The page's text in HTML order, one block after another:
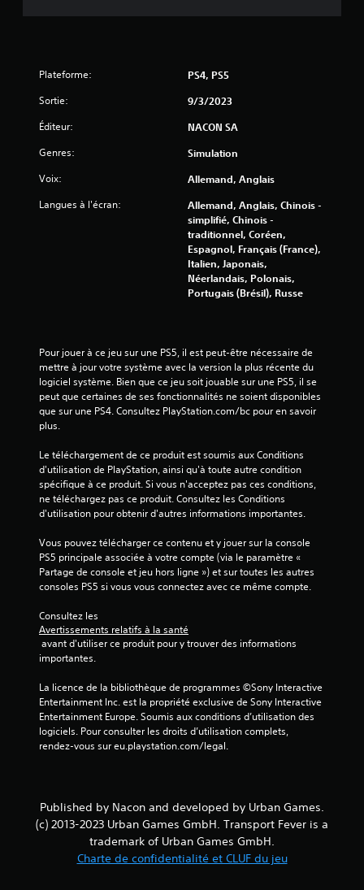
Plateforme: PS4, PS5
Sortie: 9/3/2023
Éditeur: NACON SA
Genres: Simulation
Voix: Allemand, Anglais
Langues à l'écran:
Allemand, Anglais, Chinois -
simplifié, Chinois -
traditionnel, Coréen,
Espagnol, Français (France),
Italien, Japonais,
Néerlandais, Polonais,
Portugais (Brésil), Russe
Pour jouer à ce jeu sur une PS5, il est peut-être nécessaire de
mettre à jour votre système avec la version la plus récente du
logiciel système. Bien que ce jeu soit jouable sur une PS5, il se
peut que certaines de ses fonctionnalités ne soient disponibles
que sur une PS4. Consultez PlayStation.com/bc pour en savoir
plus.
Le téléchargement de ce produit est soumis aux Conditions
d'utilisation de PlayStation, ainsi qu'à toute autre condition
spécifique à ce produit. Si vous n'acceptez pas ces conditions,
ne téléchargez pas ce produit. Consultez les Conditions
d'utilisation pour obtenir d'autres informations importantes.
Vous pouvez télécharger ce contenu et y jouer sur la console
PS5 principale associée à votre compte (via le paramètre «
Partage de console et jeu hors ligne ») et sur toutes les autres
consoles PS5 si vous vous connectez avec ce même compte.
Consultez les
Avertissements relatifs à la santé
importantes.
La licence de la bibliothèque de programmes ©Sony Interactive
Entertainment Inc. est la propriété exclusive de Sony Interactive
Entertainment Europe. Soumis aux conditions d’utilisation des
logiciels. Pour consulter les droits d’utilisation complets,
rendez-vous sur eu.playstation.com/legal.
Published by Nacon and developed by Urban Games.
(c) 2013-2023 Urban Games GmbH. Transport Fever is a
trademark of Urban Games GmbH.
Charte de confidentialité et CLUF du jeu